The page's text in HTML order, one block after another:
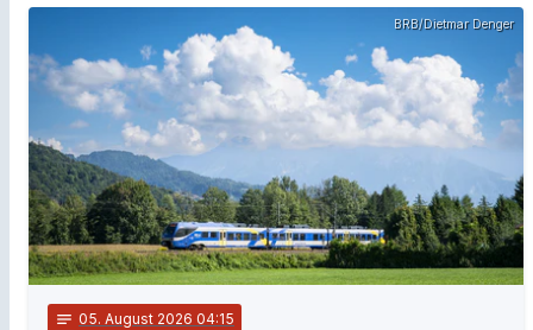
BRB/Dietmar Denger
notes 05. August 2026 04:15